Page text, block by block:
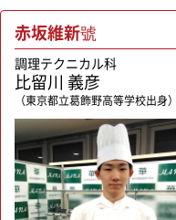
赤坂維新號
調理テクニカル科
比留川 義彦
（東京都立葛飾野高等学校出身）